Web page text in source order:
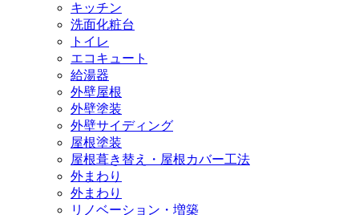
キッチン
洗面化粧台
トイレ
エコキュート
給湯器
外壁屋根
外壁塗装
外壁サイディング
屋根塗装
屋根葺き替え・屋根カバー工法
外まわり
外まわり
リノベーション・増築